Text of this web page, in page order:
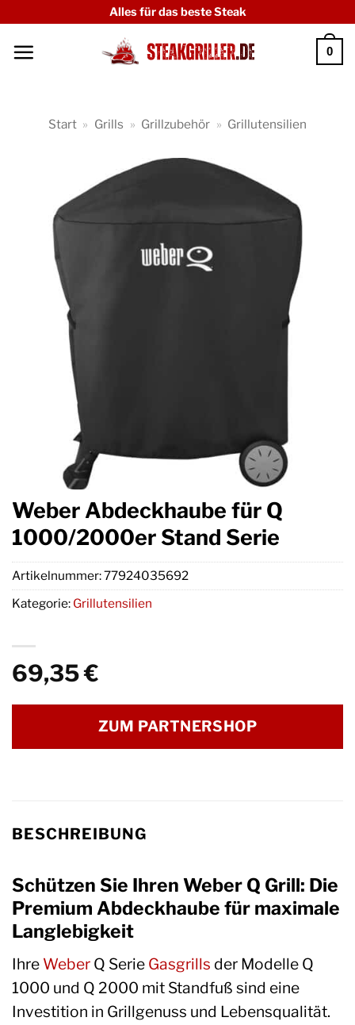
springen
Alles für das beste Steak
0
Start » Grills » Grillzubehör » Grillutensilien
Weber Abdeckhaube für Q
1000/2000er Stand Serie
69,35€
ZUM PARTNERSHOP
Artikelnummer:77924035692
Kategorie: Grillutensilien
BESCHREIBUNG
Schützen Sie Ihren Weber Q Grill: Die
Premium Abdeckhaube für maximale
Langlebigkeit
Ihre Weber Q Serie Gasgrills der Modelle Q
1000 und Q 2000 mit Standfuß sind eine
Investition in Grillgenuss und Lebensqualität.